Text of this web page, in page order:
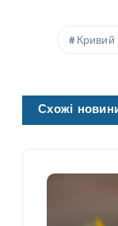
Кривий
Схожі